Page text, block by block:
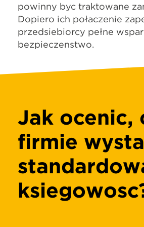
powinny być traktowane
Dopiero ich połączenie
przedsiębiorcy pełne
bezpieczeństwo.
Jak ocenić,
firmie